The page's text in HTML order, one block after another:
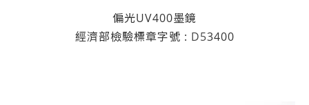
偏光UV400墨鏡
經濟部檢驗標章字號 : D53400